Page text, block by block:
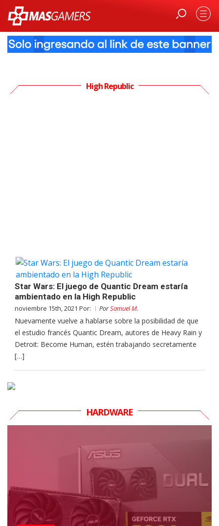
High Republic
Star Wars: El juego de Quantic Dream estaría
ambientado en la High Republic
noviembre 15th, 2021 Por: PorSamuel M.
Nuevamente vuelve a hablarse sobre la posibilidad de que
el estudio francés Quantic Dream, autores de Heavy Rain y
Detroit: Become Human, estén trabajando secretamente
[…]
HARDWARE